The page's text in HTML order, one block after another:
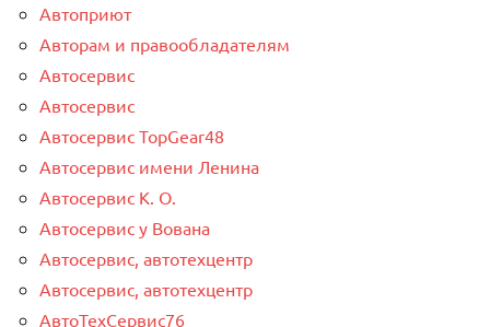
Автоприют
Авторам и правообладателям
Автосервис
Автосервис
Автосервис TopGear48
Автосервис имени Ленина
Автосервис К. О.
Автосервис у Вована
Автосервис, автотехцентр
Автосервис, автотехцентр
АвтоТехСервис76